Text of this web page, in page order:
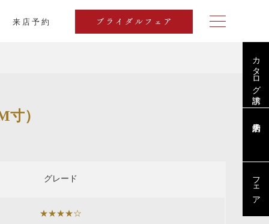
来店予約 ブライダルフェア
カタログ請求
フェア
寸）
グレード
★★★★☆